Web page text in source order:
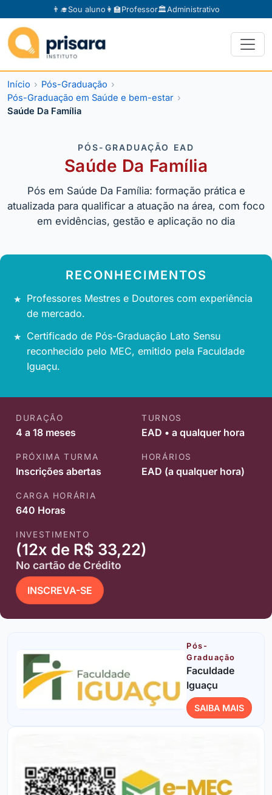
👨‍🎓Sou aluno 👩‍🏫Professor🏛️Administrativo
Início
Pós-Graduação
Pós-Graduação em Saúde e bem-estar
Saúde Da Família
PÓS-GRADUAÇÃO EAD
Saúde Da Família
Pós em Saúde Da Família: formação prática e
atualizada para qualificar a atuação na área, com foco
em evidências, gestão e aplicação no dia
RECONHECIMENTOS
Professores Mestres e Doutores com experiência
de mercado.
Certificado de Pós-Graduação Lato Sensu
reconhecido pelo MEC, emitido pela Faculdade
Iguaçu.
DURAÇÃO
4 a 18 meses
TURNOS
EAD • a qualquer hora
PRÓXIMA TURMA
Inscrições abertas
HORÁRIOS
EAD (a qualquer hora)
CARGA HORÁRIA
640 Horas
INVESTIMENTO
(12x de R$ 33,22)
No cartão de Crédito
INSCREVA-SE
Pós-
Graduação
Faculdade
Iguaçu
SAIBA MAIS